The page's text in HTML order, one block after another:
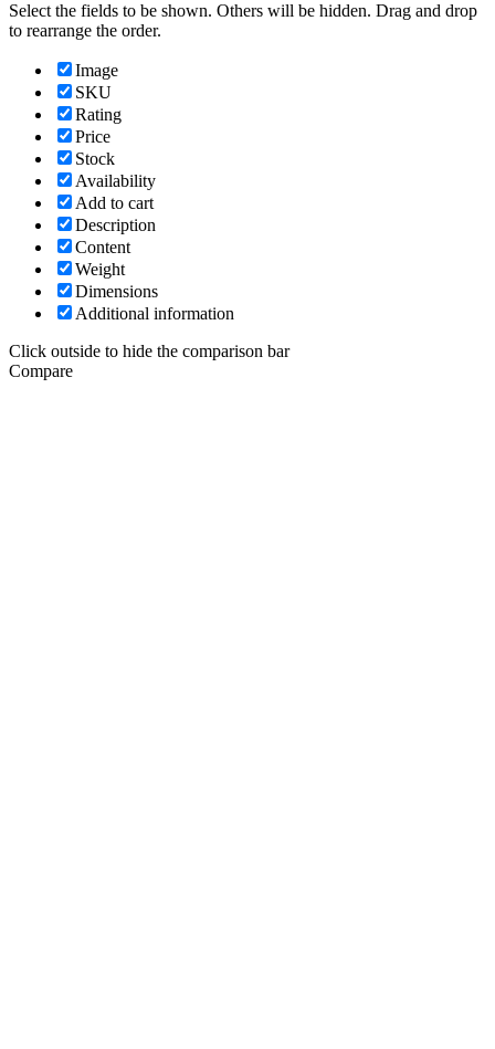
Select the fields to be shown. Others will be hidden. Drag and drop
to rearrange the order.
Image
SKU
Rating
Price
Stock
Availability
Add to cart
Description
Content
Weight
Dimensions
Additional information
Click outside to hide the comparison bar
Compare